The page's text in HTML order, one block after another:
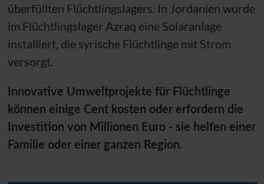
überfüllten Flüchtlingslagers. In Jordanien wurde
im Flüchtlingslager Azraq eine Solaranlage
installiert, die syrische Flüchtlinge mit Strom
versorgt.
Innovative Umweltprojekte für Flüchtlinge
können einige Cent kosten oder erfordern die
Investition von Millionen Euro - sie helfen einer
Familie oder einer ganzen Region.